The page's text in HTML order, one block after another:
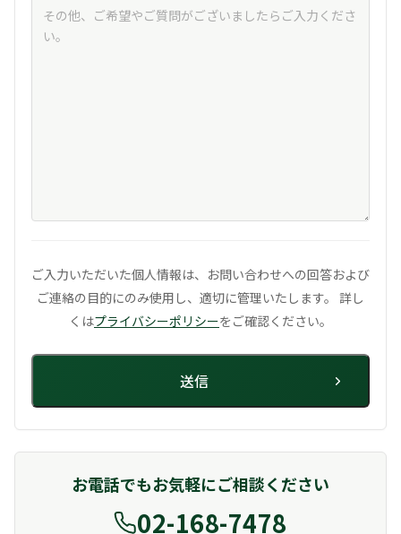
ご入力いただいた個人情報は、お問い合わせへの回答および
ご連絡の目的にのみ使用し、 適切に管理いたします。 詳し
くはプライバシーポリシーをご確認ください。
お電話でもお気軽にご相談ください
02-168-7478